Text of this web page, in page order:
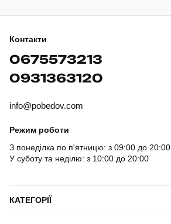
Контакти
0675573213
0931363120
info@pobedov.com
Режим роботи
З понеділка по п'ятницю: з 09:00 до 20:00
У суботу та неділю: з 10:00 до 20:00
КАТЕГОРІЇ